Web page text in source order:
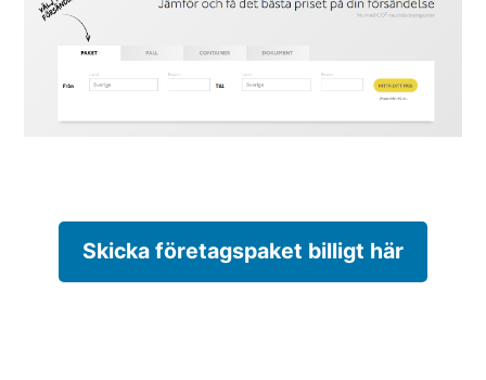
Skicka företagspaket billigt här